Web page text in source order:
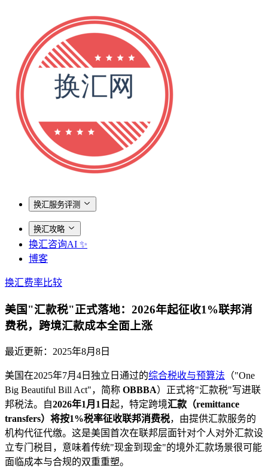
换汇服务评测
换汇攻略
换汇咨询AI ✨
博客
换汇费率比较
美国"汇款税"正式落地：2026年起征收1%联邦消
费税，跨境汇款成本全面上涨
最近更新： 2025年8月8日
美国在2025年7月4日独立日通过的综合税收与预算法 （"One
Big Beautiful Bill Act"，简称 OBBBA）正式将"汇款税"写进联
邦税法。自2026年1月1日 起，特定跨境汇款（remittance
transfers） 将按1%税率征收联邦消费税，由提供汇款服务的
机构代征代缴。这是美国首次在联邦层面针对个人对外汇款设
立专门税目，意味着传统"现金到现金"的境外汇款场景很可能
面临成本与合规的双重重塑。